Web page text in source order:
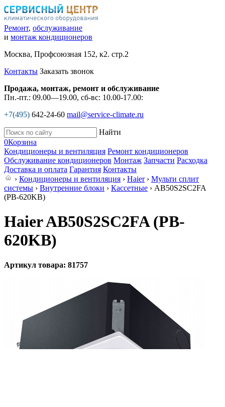
Ремонт, обслуживание
и монтаж кондиционеров
Москва, Профсоюзная 152, к2. стр.2
Контакты Заказать звонок
Продажа, монтаж, ремонт и обслуживание
Пн.-пт.: 09.00—19.00, сб-вс: 10.00-17.00:
+7(495) 642-24-60 mail@service-climate.ru
Найти
0Корзина
Кондиционеры и вентиляция Ремонт кондиционеров
Обслуживание кондиционеров Монтаж Запчасти Расходка
Доставка и оплата Гарантия Контакты
› Кондиционеры и вентиляция › Haier› Мульти сплит
системы › Внутренние блоки › Кассетные › AB50S2SC2FA
(PB-620KB)
Haier AB50S2SC2FA (PB-
620KB)
Артикул товара: 81757